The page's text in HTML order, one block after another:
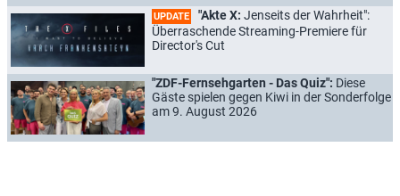
UPDATE "Akte X: Jenseits der Wahrheit":
Überraschende Streaming-Premiere für
Director's Cut
"ZDF-Fernsehgarten - Das Quiz": Diese
Gäste spielen gegen Kiwi in der Sonderfolge
am 9. August 2026